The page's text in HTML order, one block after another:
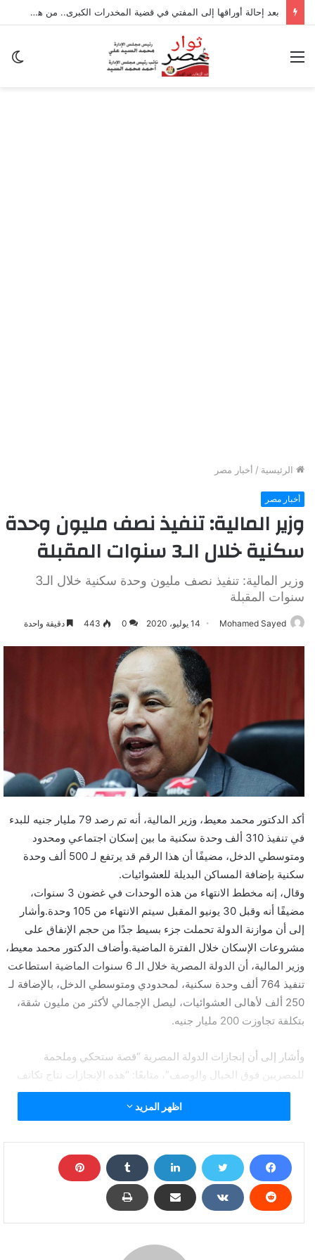
بعد إحالة أوراقها إلى المفتي في قضية المخدرات الكبرى.. من هي سارة خليفة؟
القائمة
الرئيسية / أخبار مصر
أخبار مصر
وزير المالية: تنفيذ نصف مليون وحدة
سكنية خلال الـ3 سنوات المقبلة
وزير المالية: تنفيذ نصف مليون وحدة سكنية خلال الـ3
سنوات المقبلة
Mohamed Sayed 14 يوليو، 2020 0
443 دقيقة واحدة
أكد الدكتور محمد معيط، وزير المالية، أنه تم رصد 79 مليار جنيه للبدء
في تنفيذ 310 ألف وحدة سكنية ما بين إسكان اجتماعي ومحدود
ومتوسطي الدخل، مضيفًا أن هذا الرقم قد يرتفع لـ 500 ألف وحدة
سكنية بإضافة المساكن البديلة للعشوائيات.
وقال، إنه مخطط الانتهاء من هذه الوحدات في غضون 3 سنوات،
مضيفًا أنه وقبل 30 يونيو المقبل سيتم الانتهاء من 105 وحدة.وأشار
إلى أن موازنة الدولة تحملت جزء بسيط جدًا من حجم الإنفاق على
مشروعات الإسكان خلال الفترة الماضية.وأضاف الدكتور محمد معيط،
وزير المالية، أن الدولة المصرية خلال الـ 6 سنوات الماضية استطاعت
تنفيذ 764 ألف وحدة سكنية، لمحدودي ومتوسطي الدخل، بالإضافة لـ
250 ألف لأهالى العشوائيات، ليصل الإجمالي لأكثر من مليون شقة،
بتكلفة تجاوزت 200 مليار جنيه.
وأشار إلى أن إنجازات الدولة المصرية “قصة ستحكي وملحمة
للمصريين فوق الخيال والوصف”، متابعًا: “هذه الإنجازات نتاج تكاتف
قطاعات عديدة كصندوق تحيا مصر والبنوك ورجال الأعمال، والخزانة
سنوات المقبلة
اظهر المزيد